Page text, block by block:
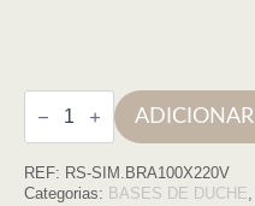
Quantidade
de
Base
duche
SIMPLE
ADICIONAR
REF: RS-SIM.BRA100X220V
Categorias: BASES DE DUCHE,